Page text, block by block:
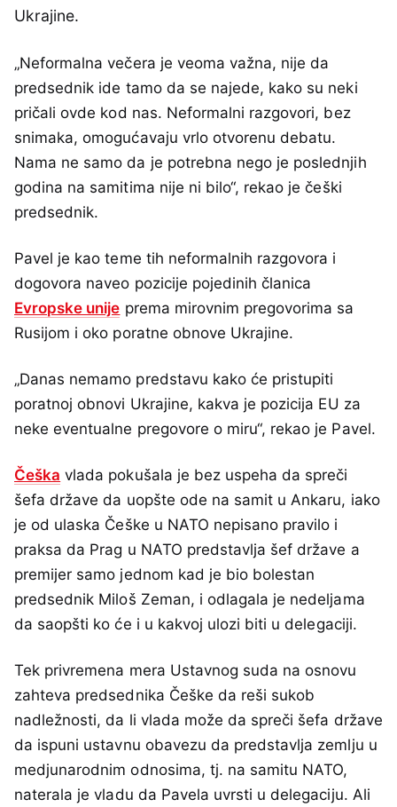
Ukrajine.
„Neformalna večera je veoma važna, nije da
predsednik ide tamo da se najede, kako su neki
pričali ovde kod nas. Neformalni razgovori, bez
snimaka, omogućavaju vrlo otvorenu debatu.
Nama ne samo da je potrebna nego je poslednjih
godina na samitima nije ni bilo“, rekao je češki
predsednik.
Pavel je kao teme tih neformalnih razgovora i
dogovora naveo pozicije pojedinih članica
Evropske unije prema mirovnim pregovorima sa
Rusijom i oko poratne obnove Ukrajine.
„Danas nemamo predstavu kako će pristupiti
poratnoj obnovi Ukrajine, kakva je pozicija EU za
neke eventualne pregovore o miru“, rekao je Pavel.
Češka vlada pokušala je bez uspeha da spreči
šefa države da uopšte ode na samit u Ankaru, iako
je od ulaska Češke u NATO nepisano pravilo i
praksa da Prag u NATO predstavlja šef države a
premijer samo jednom kad je bio bolestan
predsednik Miloš Zeman, i odlagala je nedeljama
da saopšti ko će i u kakvoj ulozi biti u delegaciji.
Tek privremena mera Ustavnog suda na osnovu
zahteva predsednika Češke da reši sukob
nadležnosti, da li vlada može da spreči šefa države
da ispuni ustavnu obavezu da predstavlja zemlju u
medjunarodnim odnosima, tj. na samitu NATO,
naterala je vladu da Pavela uvrsti u delegaciju. Ali